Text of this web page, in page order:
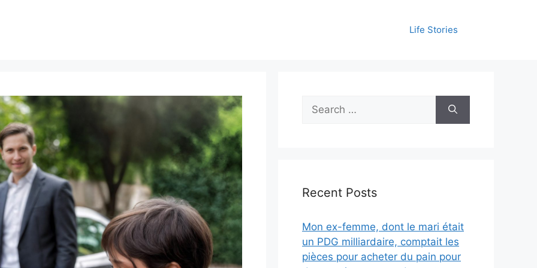
Life Stories
Search
for:
Recent Posts
Mon ex-femme, dont le mari était
un PDG milliardaire, comptait les
pièces pour acheter du pain pour